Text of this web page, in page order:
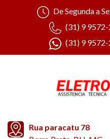
De Segunda a
(31) 9
(31) 9
Rua paracatu 78